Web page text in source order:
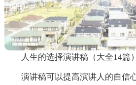
人生的选择演讲稿（大全14篇）
演讲稿可以提高演讲人的自信